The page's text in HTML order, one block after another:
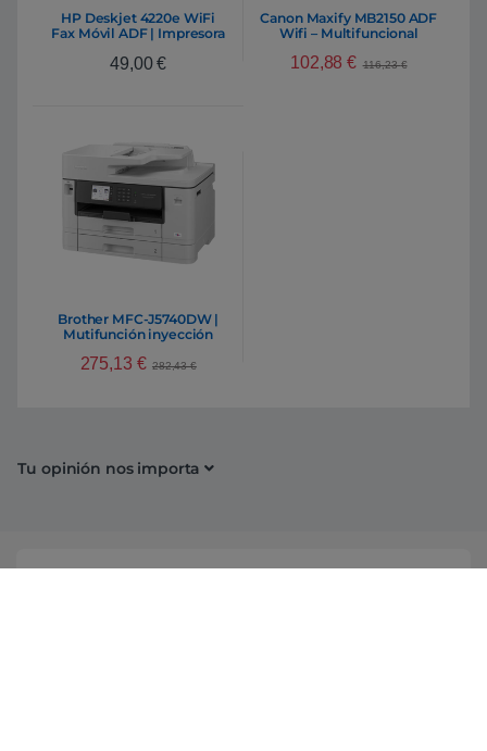
HP Deskjet 4220e WiFi
Fax Móvil ADF | Impresora
49,00€
Canon Maxify MB2150 ADF
Wifi – Multifuncional
102,88€ 116,23€
Brother MFC-J5740DW |
Mutifunción inyección
275,13 € 282,43€
Tu opinión nos importa
Conócenos